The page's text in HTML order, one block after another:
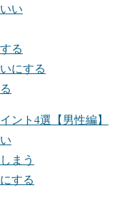
い
る
にする
ント4選【男性編】
まう
する